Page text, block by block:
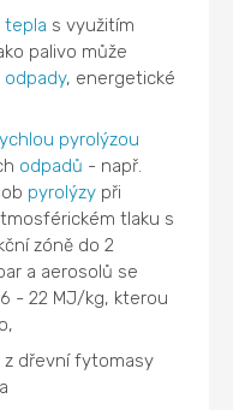
tepla s využitím
palivo může
odpady, energetické
pyrolýzou
odpadů - např.
pyrolýzy při
tlaku s
zóně do 2
a aerosolů se
- 22 MJ/kg, kterou
z dřevní fytomasy
a